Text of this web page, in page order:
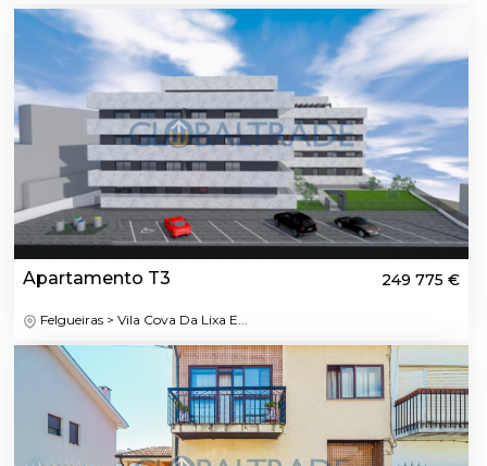
Apartamento T3 249 775 €
Felgueiras > Vila Cova Da Lixa E...